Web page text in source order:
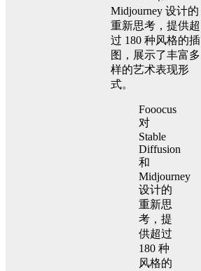
Midjourney 设计的
重新思考，提供超
过 180 种风格的插
图，展示了丰富多
样的艺术表现形
式。
Fooocus
对
Stable
Diffusion
和
Midjourney
设计的
重新思
考，提
供超过
180 种
风格的